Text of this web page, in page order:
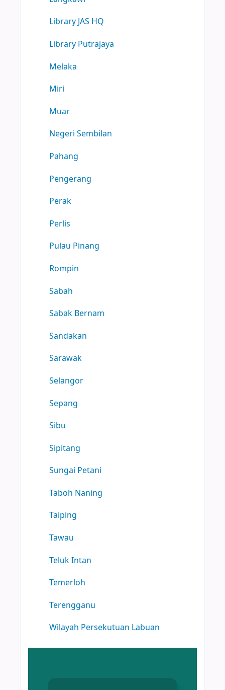
Library JAS HQ
Library Putrajaya
Melaka
Miri
Muar
Negeri Sembilan
Pahang
Pengerang
Perak
Perlis
Pulau Pinang
Rompin
Sabah
Sabak Bernam
Sandakan
Sarawak
Selangor
Sepang
Sibu
Sipitang
Sungai Petani
Taboh Naning
Taiping
Tawau
Teluk Intan
Temerloh
Terengganu
Wilayah Persekutuan Labuan